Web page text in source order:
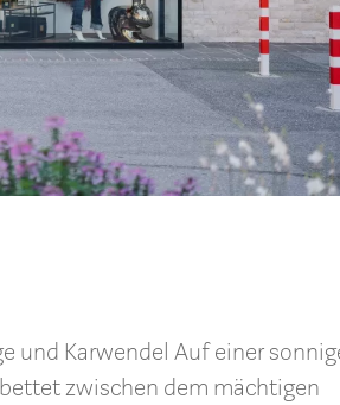
und Karwendel Auf einer
zwischen dem mächtigen